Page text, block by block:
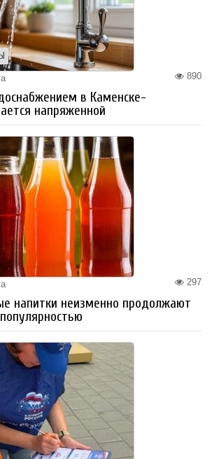
890
в Каменске-
напряженной
297
напитки неизменно продолжают